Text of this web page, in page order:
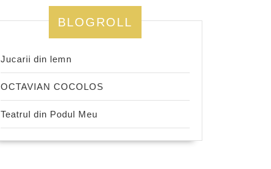
BLOGROLL
Jucarii din lemn
OCTAVIAN COCOLOS
Teatrul din Podul Meu